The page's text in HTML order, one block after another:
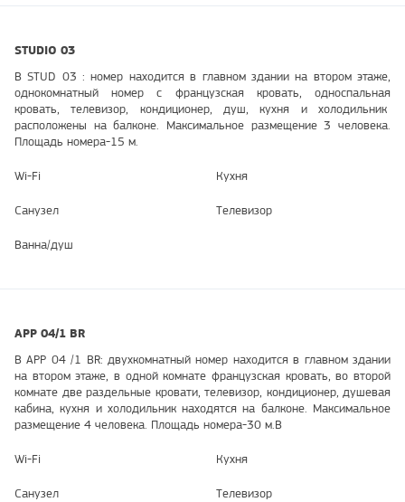
STUDIO 03
B STUD 03 : номер находится в главном здании на втором этаже,
однокомнатный номер с французская кровать, односпальная
кровать, телевизор, кондиционер, душ, кухня и холодильник
расположены на балконе. Максимальное размещение 3 человека.
Площадь номера-15 м.
Wi-Fi Кухня
Санузел Телевизор
Ванна/душ
АРР 04/1 BR
В АРР 04 /1 BR: двухкомнатный номер находится в главном здании
на втором этаже, в одной комнате французская кровать, во второй
комнате две раздельные кровати, телевизор, кондиционер, душевая
кабина, кухня и холодильник находятся на балконе. Максимальное
размещение 4 человека. Площадь номера-30 м.В
Wi-Fi Кухня
Санузел Телевизор